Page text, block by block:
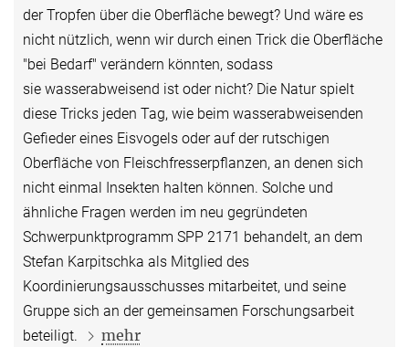
der Tropfen über die Oberfläche bewegt? Und wäre es
nicht nützlich, wenn wir durch einen Trick die Oberfläche
"bei Bedarf" verändern könnten, sodass
sie wasserabweisend ist oder nicht? Die Natur spielt
diese Tricks jeden Tag, wie beim wasserabweisenden
Gefieder eines Eisvogels oder auf der rutschigen
Oberfläche von Fleischfresserpflanzen, an denen sich
nicht einmal Insekten halten können. Solche und
ähnliche Fragen werden im neu gegründeten
Schwerpunktprogramm SPP 2171 behandelt, an dem
Stefan Karpitschka als Mitglied des
Koordinierungsausschusses mitarbeitet, und seine
Gruppe sich an der gemeinsamen Forschungsarbeit
beteiligt.
mehr